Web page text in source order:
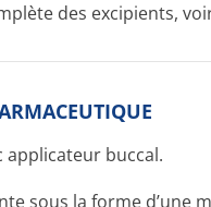
des excipients,
applicateur buccal.
sous la forme d’une